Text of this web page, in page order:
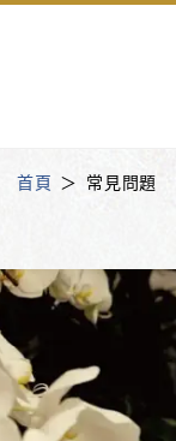
首頁 常見問題